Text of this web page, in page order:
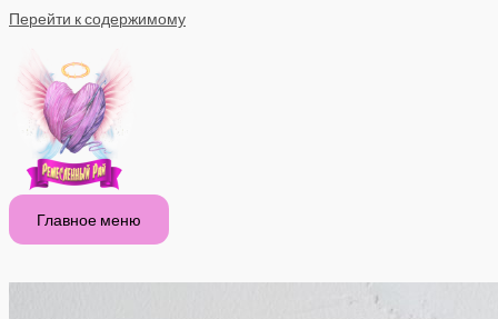
Перейти к содержимому
Главное меню